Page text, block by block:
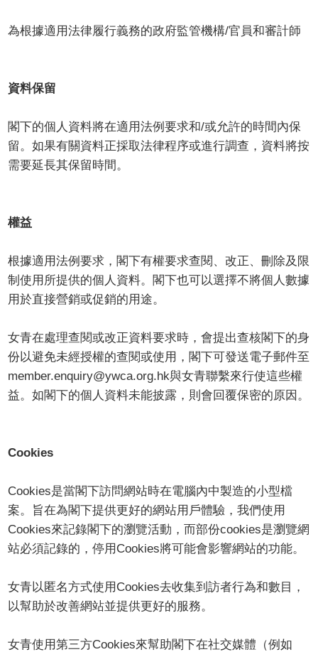
為根據適用法律履行義務的政府監管機構/官員和審計師
資料保留
閣下的個人資料將在適用法例要求和/或允許的時間內保
留。如果有關資料正採取法律程序或進行調查，資料將按
需要延長其保留時間。
權益
根據適用法例要求，閣下有權要求查閱、改正、刪除及限
制使用所提供的個人資料。閣下也可以選擇不將個人數據
用於直接營銷或促銷的用途。
女青在處理查閱或改正資料要求時，會提出查核閣下的身
份以避免未經授權的查閱或使用，閣下可發送電子郵件至
member.enquiry@ywca.org.hk與女青聯繫來行使這些權
益。如閣下的個人資料未能披露，則會回覆保密的原因。
Cookies
Cookies是當閣下訪問網站時在電腦內中製造的小型檔
案。旨在為閣下提供更好的網站用戶體驗，我們使用
Cookies來記錄閣下的瀏覽活動，而部份cookies是瀏覽網
站必須記錄的，停用Cookies將可能會影響網站的功能。
女青以匿名方式使用Cookies去收集到訪者行為和數目，
以幫助於改善網站並提供更好的服務。
女青使用第三方Cookies來幫助閣下在社交媒體（例如